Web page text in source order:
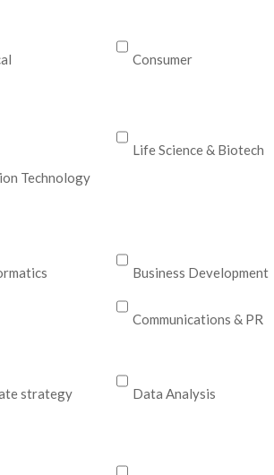
Consumer
Technology
Life Science & Biotech
Business Development
Communications & PR
strategy Data Analysis